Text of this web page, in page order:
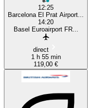
12:25
Barcelona El Prat Airport...
14:20
Basel Euroairport FR...
direct
1 h 55 min
119,00 €